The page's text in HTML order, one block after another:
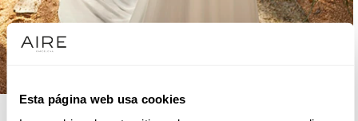
Esta página web usa cookies
AIRE BOHO